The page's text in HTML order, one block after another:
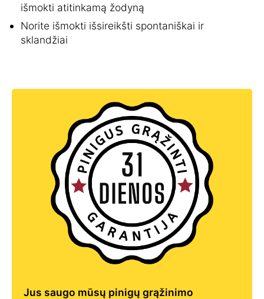
išmokti atitinkamą žodyną
Norite išmokti išsireikšti spontaniškai ir
sklandžiai
Jus saugo mūsų pinigų grąžinimo